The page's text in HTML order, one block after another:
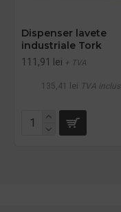
Dispenser lavete
industriale Tork
111,91 lei + TVA
135,41 lei TVA inclus